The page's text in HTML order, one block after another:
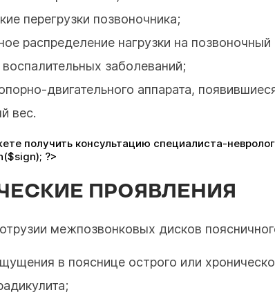
перегрузки позвоночника;
распределение нагрузки на позвоночный
заболеваний;
двигательного аппарата,
вес.
получить консультацию специалиста-
?>
ПРОЯВЛЕНИЯ
межпозвонковых дисков
в пояснице острого или